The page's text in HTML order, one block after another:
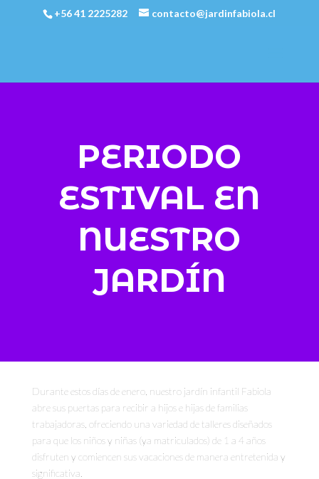
+56 41 2225282 contacto@jardinfabiola.cl
PERIODO
ESTIVAL EN
NUESTRO
JARDÍN
Durante estos días de enero, nuestro jardín infantil Fabiola
abre sus puertas para recibir a hijos e hijas de familias
trabajadoras, ofreciendo una variedad de talleres diseñados
para que los niños y niñas (ya matriculados) de 1 a 4 años
disfruten y comiencen sus vacaciones de manera entretenida y
significativa.